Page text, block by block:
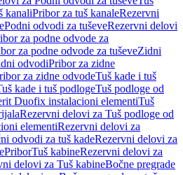
kanaliPribor za tuš kanaleRezervni
Podni odvodi za tuševeRezervni delovi
za podne odvode za
za podne odvode za tuševeZidni
odvodiPribor za zidne
za zidne odvodeTuš kade i tuš
kade i tuš podlogeTuš podloge od
Duofix instalacioni elementiTuš
Rezervni delovi za Tuš podloge od
elementiRezervni delovi za
odvodi za tuš kadeRezervni delovi za
PriborTuš kabineRezervni delovi za
delovi za Tuš kabineBočne pregrade